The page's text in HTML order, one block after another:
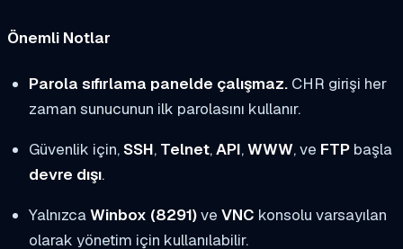
Önemli Notlar
Parola sıfırlama panelde çalışmaz.CHR girişi her
zaman sunucunun ilk parolasını kullanır.
Güvenlik için,SSH, Telnet,API,WWW, ve FTPbaşla
devre dışı.
YalnızcaWinbox (8291)ve VNC konsolu varsayılan
olarak yönetim için kullanılabilir.